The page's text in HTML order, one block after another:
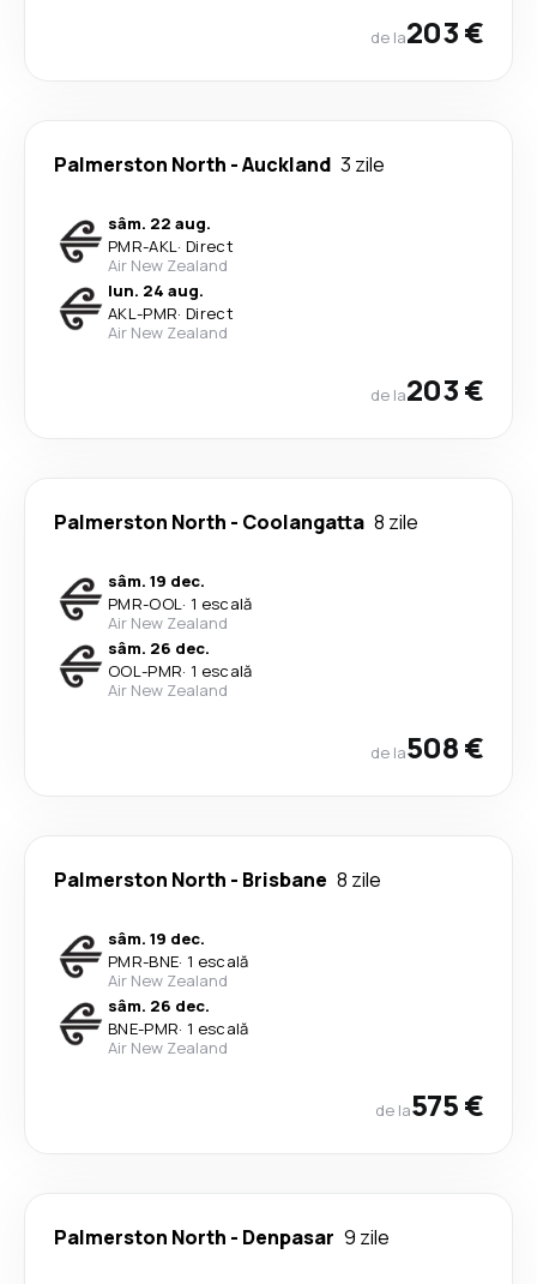
de la203 €
Palmerston North -Auckland 3 zile
sâm. 22 aug.
PMR-AKL· Direct
Air New Zealand
lun. 24 aug.
AKL-PMR· Direct
Air New Zealand
de la203 €
Palmerston North - Coolangatta 8 zile
sâm. 19 dec.
PMR-OOL· 1 escală
Air New Zealand
sâm. 26 dec.
OOL-PMR· 1 escală
Air New Zealand
de la508 €
Palmerston North - Brisbane 8 zile
sâm. 19 dec.
PMR-BNE· 1 escală
Air New Zealand
sâm. 26 dec.
BNE-PMR· 1 escală
Air New Zealand
de la575 €
Palmerston North - Denpasar 9 zile